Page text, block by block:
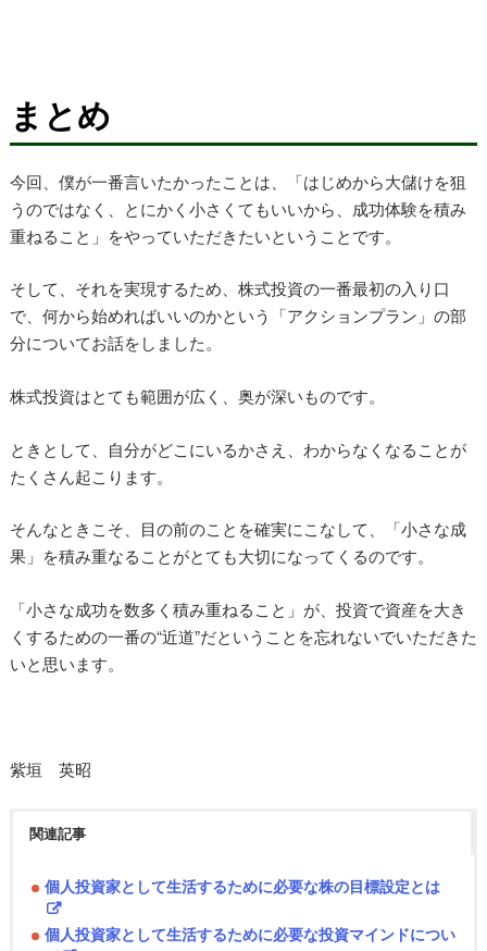
まとめ
今回、僕が一番言いたかったことは、「はじめから大儲けを狙
うのではなく、とにかく小さくてもいいから、成功体験を積み
重ねること」をやっていただきたいということです。
そして、それを実現するため、株式投資の一番最初の入り口
で、何から始めればいいのかという「アクションプラン」の部
分についてお話をしました。
株式投資はとても範囲が広く、奥が深いものです。
ときとして、自分がどこにいるかさえ、わからなくなることが
たくさん起こります。
そんなときこそ、目の前のことを確実にこなして、「小さな成
果」を積み重なることがとても大切になってくるのです。
「小さな成功を数多く積み重ねること」が、投資で資産を大き
くするための一番の“近道”だということを忘れないでいただきた
いと思います。
紫垣 英昭
関連記事
個人投資家として生活するために必要な株の目標設定とは
個人投資家として生活するために必要な投資マインドについ